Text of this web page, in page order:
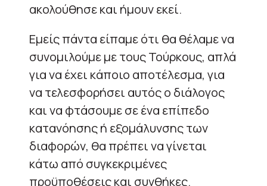
ακολούθησε και ήμουν εκεί.
Εμείς πάντα είπαμε ότι θα θέλαμε να
συνομιλούμε με τους Τούρκους, απλά
για να έχει κάποιο αποτέλεσμα, για
να τελεσφορήσει αυτός ο διάλογος
και να φτάσουμε σε ένα επίπεδο
κατανόησης ή εξομάλυνσης των
διαφορών, θα πρέπει να γίνεται
κάτω από συγκεκριμένες
προϋποθέσεις και συνθήκες.